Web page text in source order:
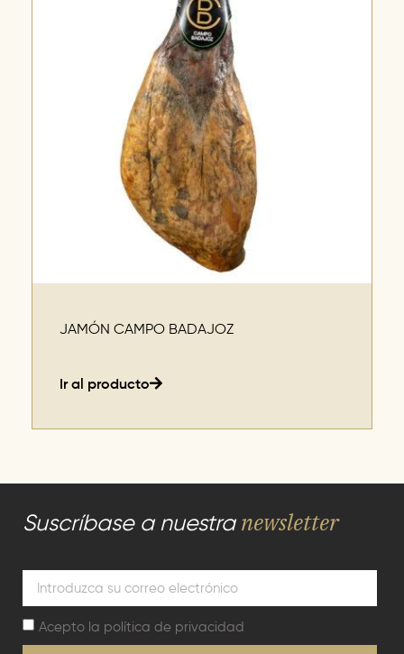
JAMÓN CAMPO BADAJOZ
Ir al producto
Suscríbase a nuestra newsletter
Acepto la política de privacidad